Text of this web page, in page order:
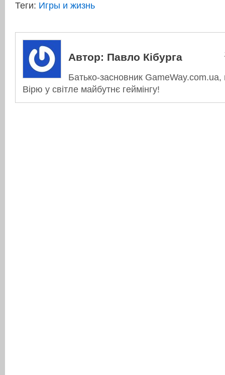
Теги: Игры и жизнь
Автор: Павло Кібурга
Батько-засновник
Вірю у світле майбутнє геймінгу!